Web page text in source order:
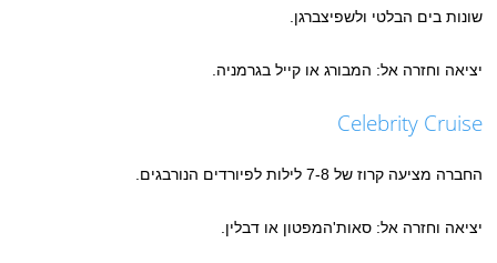
שונות בים הבלטי ולשפיצברגן.
יציאה וחזרה אל: המבורג או קייל בגרמניה.
Celebrity Cruise
החברה מציעה קרוז של 7-8 לילות לפיורדים הנורבגים.
יציאה וחזרה אל: סאות'המפטון או דבלין.